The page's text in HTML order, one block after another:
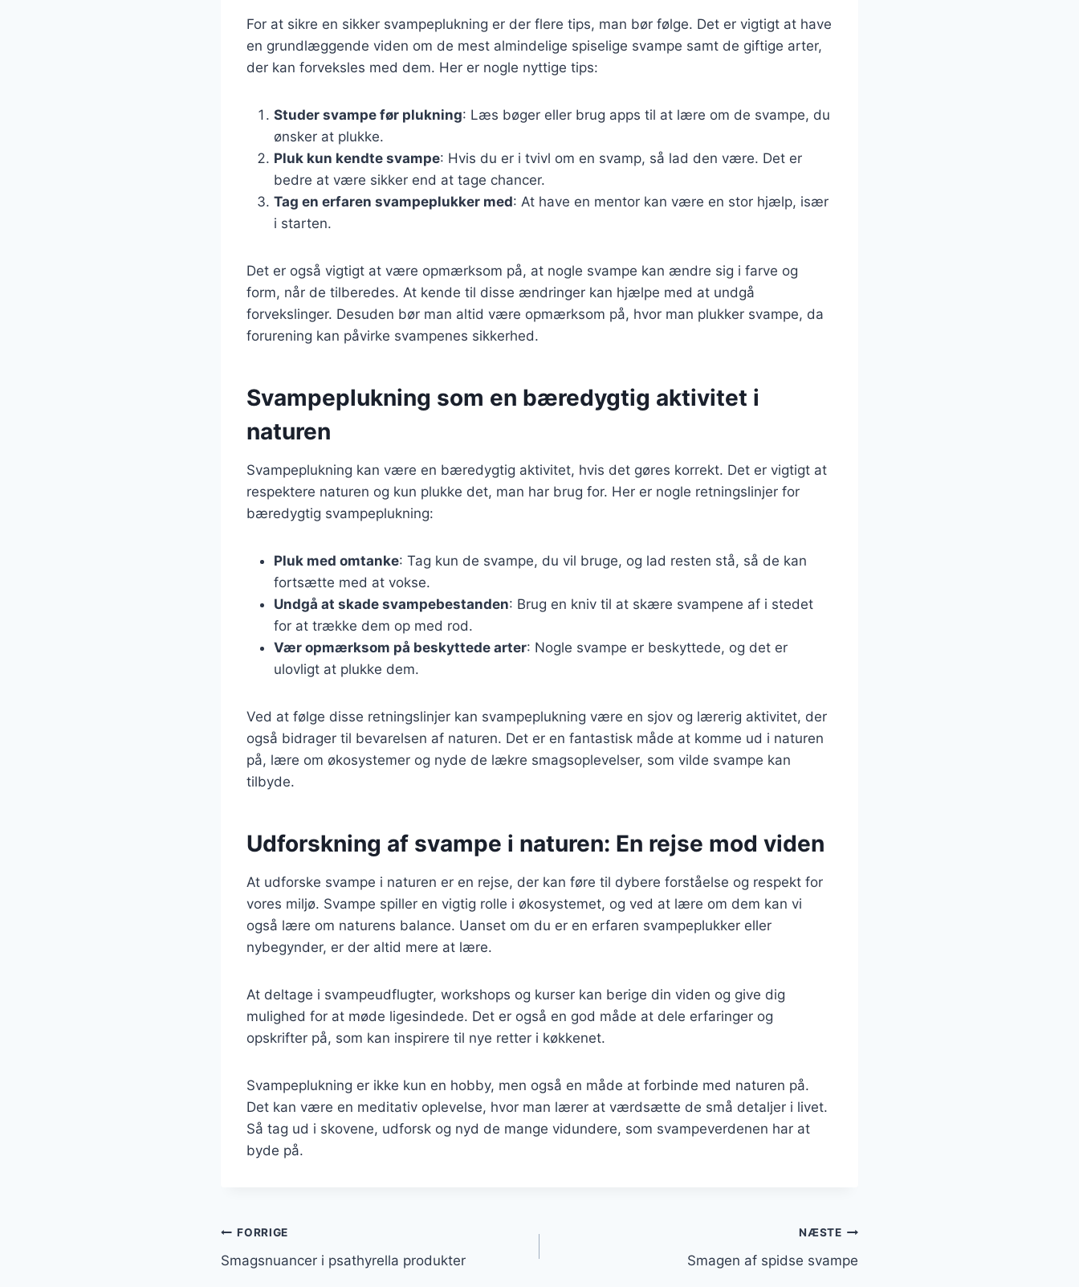
For at sikre en sikker svampeplukning er der flere tips, man bør følge. Det er vigtigt at have
en grundlæggende viden om de mest almindelige spiselige svampe samt de giftige arter,
der kan forveksles med dem. Her er nogle nyttige tips:
Studer svampe før plukning: Læs bøger eller brug apps til at lære om de svampe, du
ønsker at plukke.
Pluk kun kendte svampe: Hvis du er i tvivl om en svamp, så lad den være. Det er
bedre at være sikker end at tage chancer.
Tag en erfaren svampeplukker med: At have en mentor kan være en stor hjælp, især
i starten.
Det er også vigtigt at være opmærksom på, at nogle svampe kan ændre sig i farve og
form, når de tilberedes. At kende til disse ændringer kan hjælpe med at undgå
forvekslinger. Desuden bør man altid være opmærksom på, hvor man plukker svampe, da
forurening kan påvirke svampenes sikkerhed.
Svampeplukning som en bæredygtig aktivitet i
naturen
Svampeplukning kan være en bæredygtig aktivitet, hvis det gøres korrekt. Det er vigtigt at
respektere naturen og kun plukke det, man har brug for. Her er nogle retningslinjer for
bæredygtig svampeplukning:
Pluk med omtanke: Tag kun de svampe, du vil bruge, og lad resten stå, så de kan
fortsætte med at vokse.
Undgå at skade svampebestanden: Brug en kniv til at skære svampene af i stedet
for at trække dem op med rod.
Vær opmærksom på beskyttede arter: Nogle svampe er beskyttede, og det er
ulovligt at plukke dem.
Ved at følge disse retningslinjer kan svampeplukning være en sjov og lærerig aktivitet, der
også bidrager til bevarelsen af naturen. Det er en fantastisk måde at komme ud i naturen
på, lære om økosystemer og nyde de lækre smagsoplevelser, som vilde svampe kan
tilbyde.
Udforskning af svampe i naturen: En rejse mod viden
At udforske svampe i naturen er en rejse, der kan føre til dybere forståelse og respekt for
vores miljø. Svampe spiller en vigtig rolle i økosystemet, og ved at lære om dem kan vi
også lære om naturens balance. Uanset om du er en erfaren svampeplukker eller
nybegynder, er der altid mere at lære.
At deltage i svampeudflugter, workshops og kurser kan berige din viden og give dig
mulighed for at møde ligesindede. Det er også en god måde at dele erfaringer og
opskrifter på, som kan inspirere til nye retter i køkkenet.
Svampeplukning er ikke kun en hobby, men også en måde at forbinde med naturen på.
Det kan være en meditativ oplevelse, hvor man lærer at værdsætte de små detaljer i livet.
Så tag ud i skovene, udforsk og nyd de mange vidundere, som svampeverdenen har at
byde på.
Indlægsnavigation
FORRIGE
Smagsnuancer i psathyrella produkter
NÆSTE
Smagen af spidse svampe